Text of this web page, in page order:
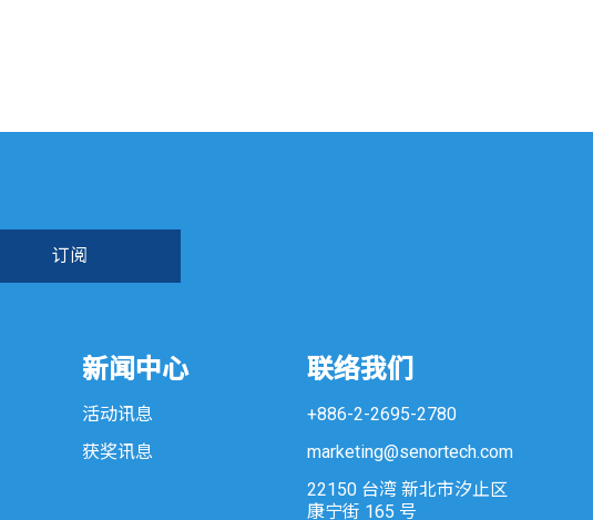
新闻中心
活动讯息
获奖讯息
联络我们
+886-2-2695-2780
marketing@senortech.com
22150 台湾 新北市汐止区
康宁街 165 号